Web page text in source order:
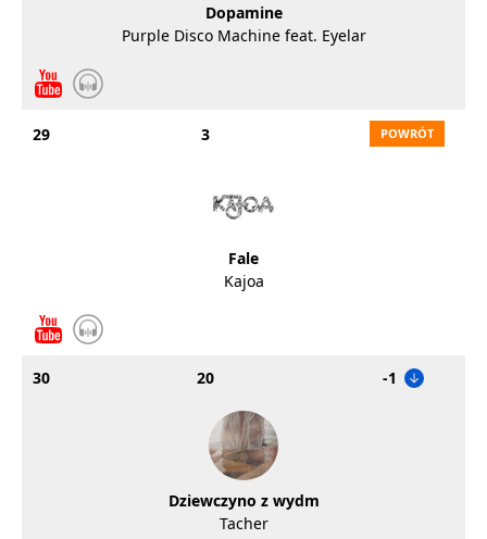
Dopamine
Purple Disco Machine feat. Eyelar
29 3
Fale
Kajoa
30 20 -1
Dziewczyno z wydm
Tacher